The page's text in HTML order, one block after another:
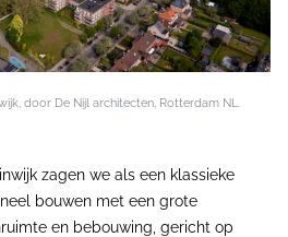
door De Nijl architecten, Rotterdam NL.
zagen we als een klassieke
bouwen met een grote
en bebouwing, gericht op